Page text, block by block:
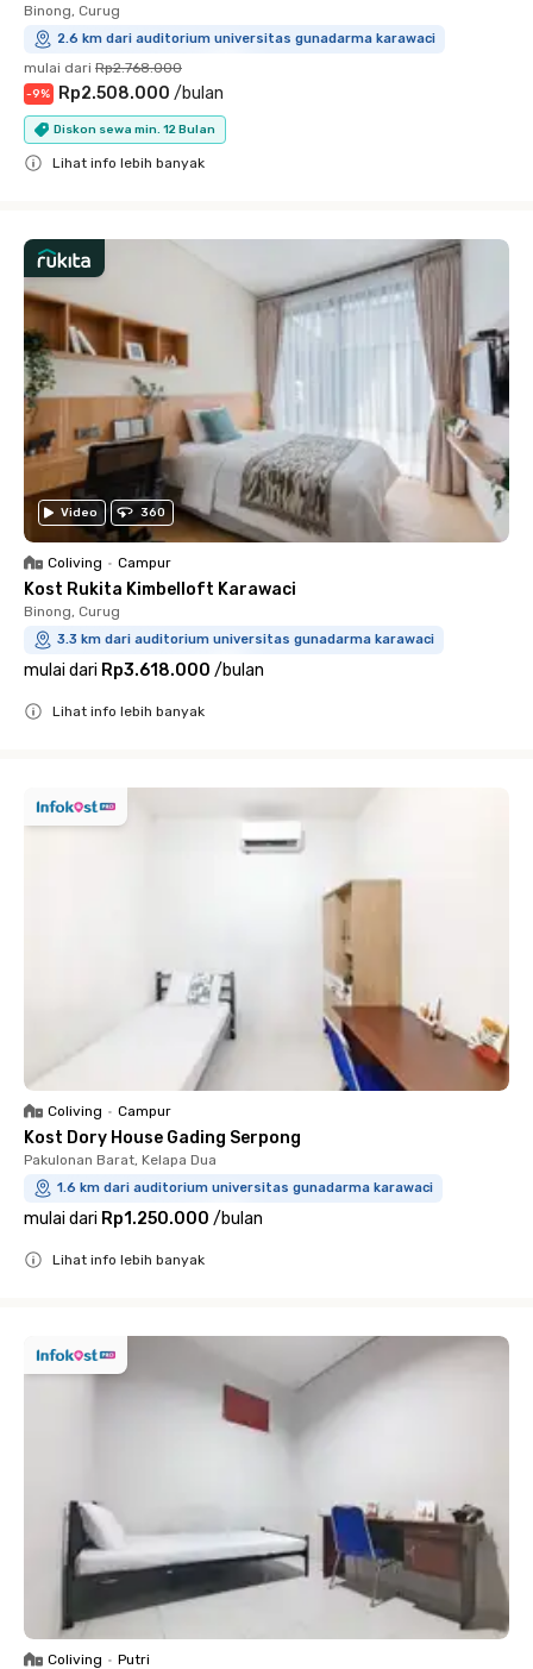
Binong, Curug
2.6 km dari auditorium universitas gunadarma karawaci
mulai dari Rp2.768.000
-9% Rp2.508.000 /bulan
Diskon sewa min. 12 Bulan
Lihat info lebih banyak
Video 360
Coliving • Campur
Kost Rukita Kimbelloft Karawaci
Binong, Curug
3.3 km dari auditorium universitas gunadarma karawaci
mulai dari Rp3.618.000 /bulan
Lihat info lebih banyak
Coliving • Campur
Kost Dory House Gading Serpong
Pakulonan Barat, Kelapa Dua
1.6 km dari auditorium universitas gunadarma karawaci
mulai dari Rp1.250.000 /bulan
Lihat info lebih banyak
Coliving • Putri